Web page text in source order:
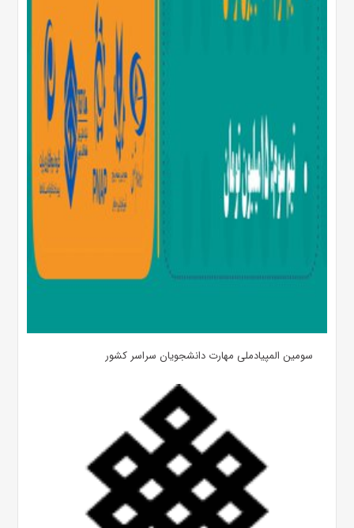
سومین المپیادملی مهارت دانشجویان سراسر کشور